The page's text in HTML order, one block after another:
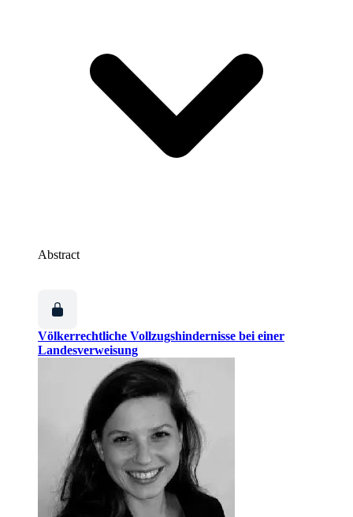
Abstract
Völkerrechtliche Vollzugshindernisse bei einer
Landesverweisung